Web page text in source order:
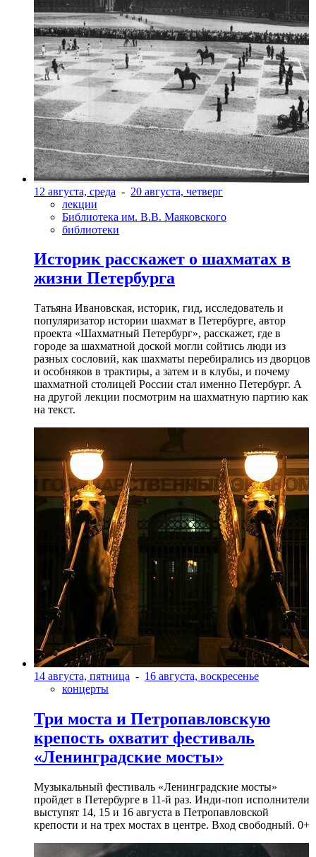
12 августа, среда - 20 августа, четверг
лекции
Библиотека им. В.В. Маяковского
библиотеки
Историк расскажет о шахматах в
жизни Петербурга
Татьяна Ивановская, историк, гид, исследователь и
популяризатор истории шахмат в Петербурге, автор
проекта «Шахматный Петербург», расскажет, где в
городе за шахматной доской могли сойтись люди из
разных сословий, как шахматы перебирались из дворцов
и особняков в трактиры, а затем и в клубы, и почему
шахматной столицей России стал именно Петербург. А
на другой лекции посмотрим на шахматную партию как
на текст.
14 августа, пятница - 16 августа, воскресенье
концерты
Три моста и Петропавловскую
крепость охватит фестиваль
«Ленинградские мосты»
Музыкальный фестиваль «Ленинградские мосты»
пройдет в Петербурге в 11-й раз. Инди-поп исполнители
выступят 14, 15 и 16 августа в Петропавловской
крепости и на трех мостах в центре. Вход свободный. 0+